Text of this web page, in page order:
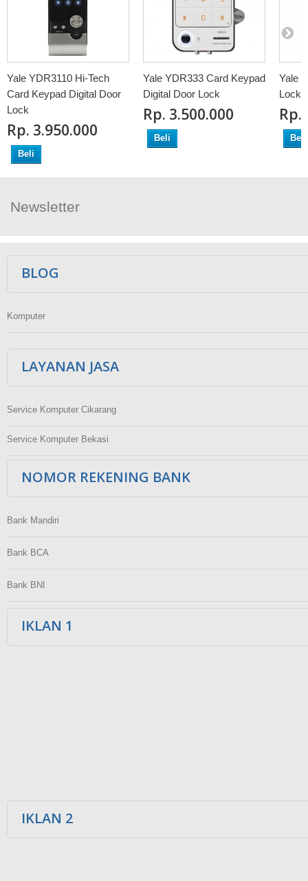
Yale YDR3110 Hi-Tech
Card Keypad Digital Door
Lock
Rp‎. 3.950.000
Beli
Yale YDR333 Card Keypad
Digital Door Lock
Rp‎. 3.500.000
Beli
Yale
Lock
Rp‎.
Beli
Newsletter
BLOG
Komputer
LAYANAN JASA
Service Komputer Cikarang
Service Komputer Bekasi
NOMOR REKENING BANK
Bank Mandiri
Bank BCA
Bank BNI
IKLAN 1
IKLAN 2